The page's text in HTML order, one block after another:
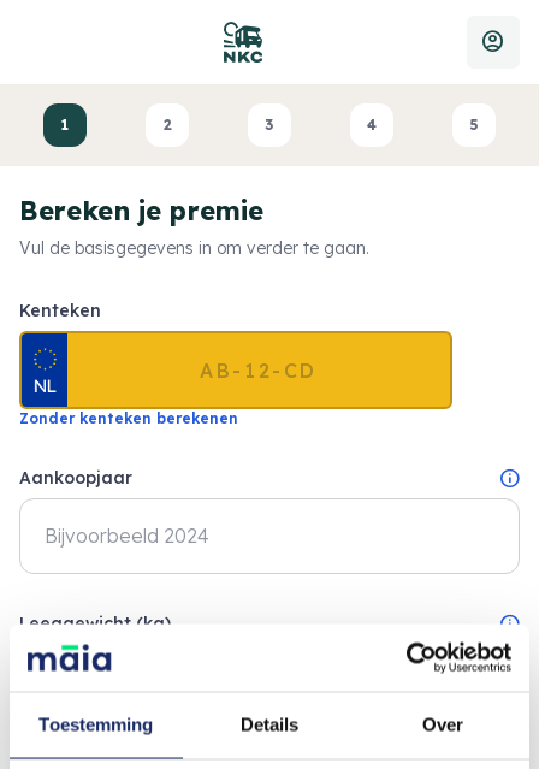
Toestemming Details Over
account_circle
1 2 3 4 5
Bereken je premie
Vul de basisgegevens in om verder te gaan.
Kenteken
Zonder kenteken berekenen
Aankoopjaar info
Leeggewicht (kg) info